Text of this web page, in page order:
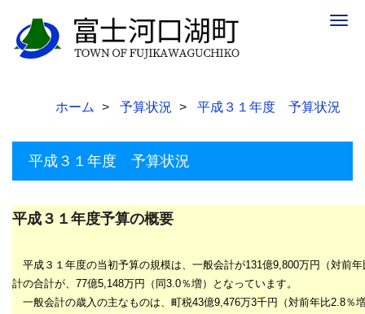
ホーム 予算状況 平成３１年度 予算状況
平成３１年度 予算状況
平成３１年度予算の概要
平成３１年度の当初予算の規模は、一般会計が131億9,800万円（対前年
計の合計が、 77億5,148万円（同3.0％増）となっています。
一般会計の歳入の主なものは、町税43億9,476万3千円（対前年比2.8％